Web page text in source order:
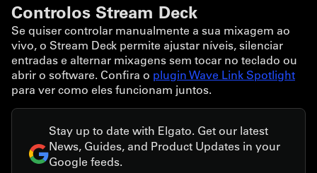
Controlos Stream Deck
Se quiser controlar manualmente a sua mixagem ao
vivo, o Stream Deck permite ajustar níveis, silenciar
entradas e alternar mixagens sem tocar no teclado ou
abrir o software. Confira o plugin Wave Link Spotlight
para ver como eles funcionam juntos.
Stay up to date with Elgato. Get our latest
News, Guides, and Product Updates in your
Google feeds.